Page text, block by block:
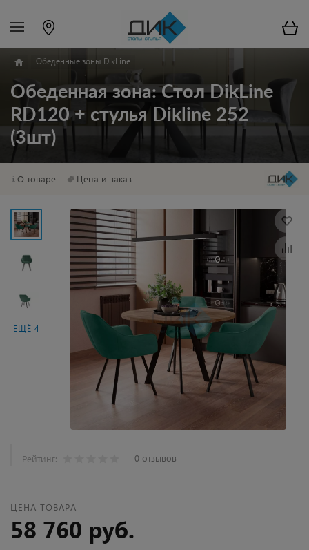
Обеденные зоны DikLine
Обеденная зона: Стол DikLine
RD120 + стулья Dikline 252
(3шт)
О товаре Цена и заказ
ЕЩЁ 4
Рейтинг: 0 отзывов
ЦЕНА ТОВАРА
58 760 руб.